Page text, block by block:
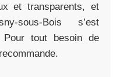
et transparents, et
sous-Bois s’est
Pour tout besoin de